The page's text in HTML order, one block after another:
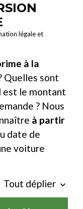
légale et
à la
Quelles sont
est le montant
? Nous
à partir
date de
voiture
Tout déplier keyboard_arrow_down